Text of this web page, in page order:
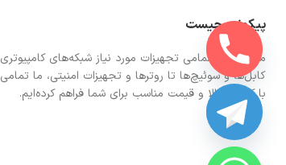
پیکونت چیست
ما در اینجا تمامی تجهیزات مورد نیاز شبکه‌های کامپیوتری
کابل‌ها و سوئیچ‌ها تا روترها و تجهیزات امنیتی، ما
با کیفیت بالا و قیمت مناسب برای شما فراهم کرده‌ایم.